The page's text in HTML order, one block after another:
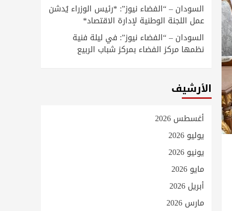
السودان – “الفضاء نيوز”: *رئيس الوزراء يُدشن
عمل اللجنة الوطنية لإدارة الاقتصاد*
السودان – “الفضاء نيوز”: في ليلة فنية
نظمها مركز الفضاء بمركز شباب الربيع
الأرشيف
أغسطس 2026
يوليو 2026
يونيو 2026
مايو 2026
أبريل 2026
مارس 2026